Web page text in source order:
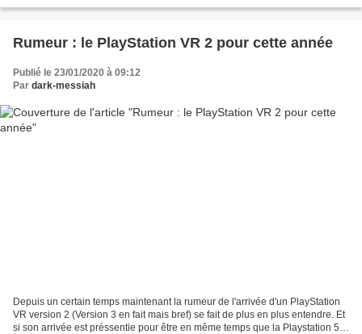
Rumeur : le PlayStation VR 2 pour cette année
Publié le 23/01/2020 à 09:12
Par dark-messiah
Depuis un certain temps maintenant la rumeur de l'arrivée d'un PlayStation
VR version 2 (Version 3 en fait mais bref) se fait de plus en plus entendre. Et
si son arrivée est préssentie pour être en même temps que la Playstation 5